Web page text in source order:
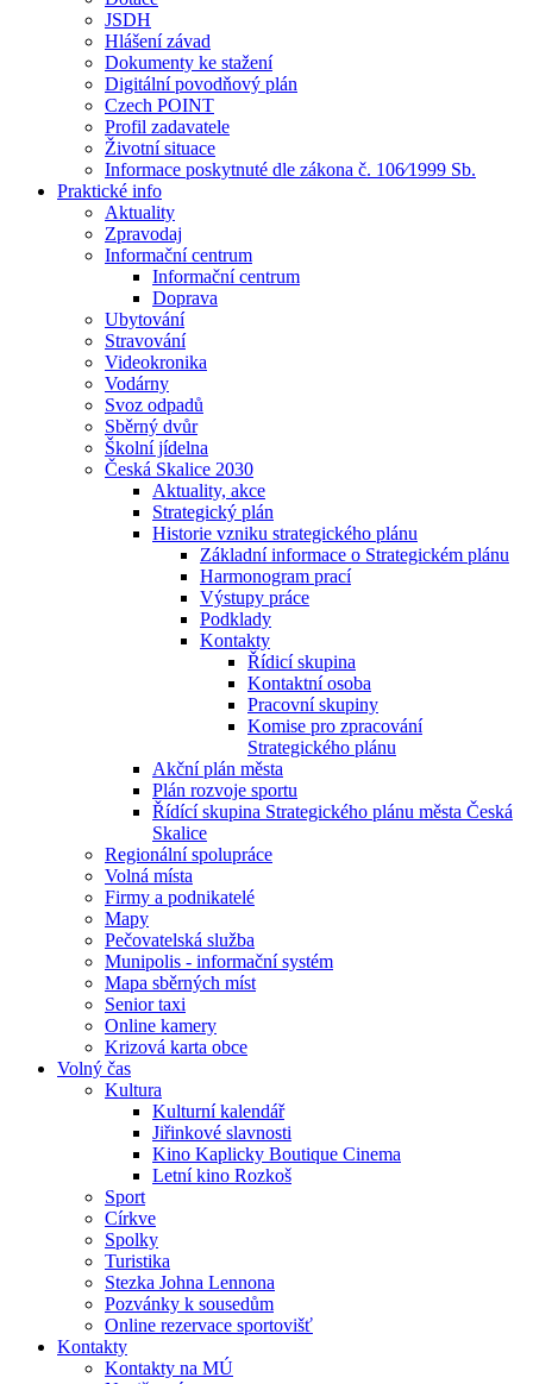
JSDH
Hlášení závad
Dokumenty ke stažení
Digitální povodňový plán
Czech POINT
Profil zadavatele
Životní situace
Informace poskytnuté dle zákona č. 106⁄1999 Sb.
Praktické info
Aktuality
Zpravodaj
Informační centrum
Informační centrum
Doprava
Ubytování
Stravování
Videokronika
Vodárny
Svoz odpadů
Sběrný dvůr
Školní jídelna
Česká Skalice 2030
Aktuality, akce
Strategický plán
Historie vzniku strategického plánu
Základní informace o Strategickém plánu
Harmonogram prací
Výstupy práce
Podklady
Kontakty
Řídicí skupina
Kontaktní osoba
Pracovní skupiny
Komise pro zpracování
Strategického plánu
Akční plán města
Plán rozvoje sportu
Řídící skupina Strategického plánu města Česká
Skalice
Regionální spolupráce
Volná místa
Firmy a podnikatelé
Mapy
Pečovatelská služba
Munipolis - informační systém
Mapa sběrných míst
Senior taxi
Online kamery
Krizová karta obce
Volný čas
Kultura
Kulturní kalendář
Jiřinkové slavnosti
Kino Kaplicky Boutique Cinema
Letní kino Rozkoš
Sport
Církve
Spolky
Turistika
Stezka Johna Lennona
Pozvánky k sousedům
Online rezervace sportovišť
Kontakty
Kontakty na MÚ